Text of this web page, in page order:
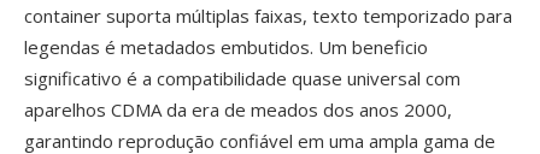
container suporta múltiplas faixas, texto temporizado para
legendas é metadados embutidos. Um beneficio
significativo é a compatibilidade quase universal com
aparelhos CDMA da era de meados dos anos 2000,
garantindo reprodução confiável em uma ampla gama de